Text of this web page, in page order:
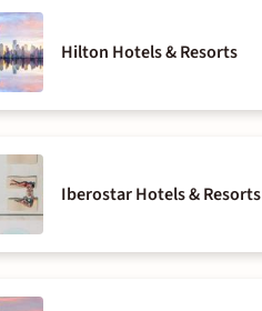
Hilton Hotels & Resorts
Iberostar Hotels & Resorts